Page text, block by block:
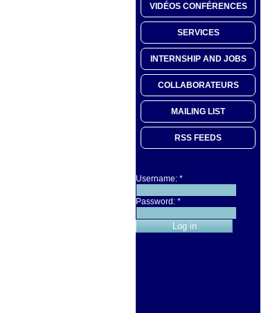
VIDÉOS CONFÉRENCES
SERVICES
INTERNSHIP AND JOBS
COLLABORATEURS
MAILING LIST
RSS FEEDS
Username: *
Password: *